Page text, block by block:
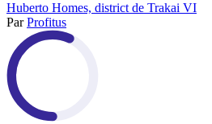
Huberto Homes, district de Trakai VI
ParProfitus